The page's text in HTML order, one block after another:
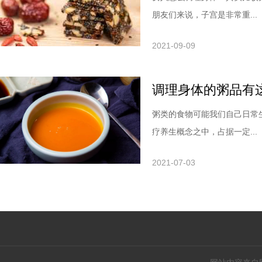
朋友们来说，子宫是非常重...
2021-09-09
调理身体的粥品有
粥类的食物可能我们自己日
疗养生概念之中，占据一定...
2021-07-03